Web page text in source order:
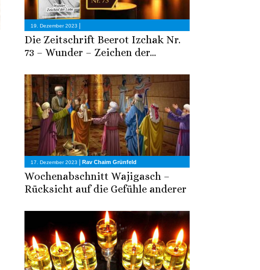
19. Dezember 2023 |
Die Zeitschrift Beerot Izchak Nr.
73 – Wunder – Zeichen der...
17. Dezember 2023 | Rav Chaim Grünfeld
Wochenabschnitt Wajigasch –
Rücksicht auf die Gefühle anderer